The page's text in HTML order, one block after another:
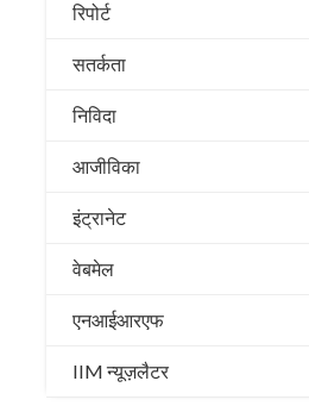
रिपोर्ट
सतर्कता
निविदा
आजीविका
इंट्रानेट
वेबमेल
एनआईआरएफ
IIM न्यूज़लैटर